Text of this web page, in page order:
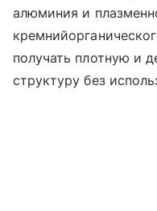
алюминия и
получать плотную и
структуру без